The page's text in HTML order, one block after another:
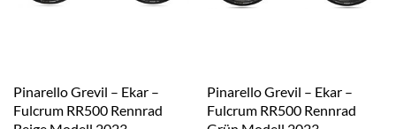
Pinarello Grevil – Ekar –
Fulcrum RR500 Rennrad
Pinarello Grevil – Ekar –
Fulcrum RR500 Rennrad